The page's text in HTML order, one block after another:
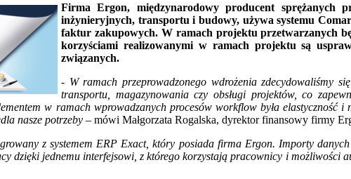
Firma Ergon, międzynarodowy producent sprężanych
inżynieryjnych, transportu i budowy, używa systemu
faktur zakupowych. W ramach projektu przetwarzanych
korzyściami realizowanymi w ramach projektu są
związanych.
- W ramach przeprowadzonego wdrożenia zdecydowaliśmy
transportu, magazynowania czy obsługi projektów, co
w ramach wprowadzanych procesów workflow była elastyczność
nasze potrzeby – mówi Małgorzata Rogalska, dyrektor finansowy firmy
z systemem ERP Exact, który posiada firma Ergon. Importy
dzięki jednemu interfejsowi, z którego korzystają pracownicy i możliwości